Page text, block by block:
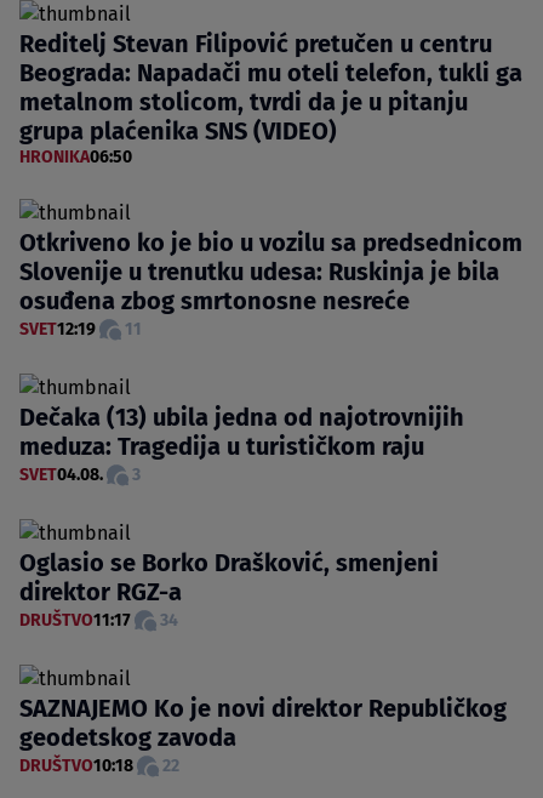
Reditelj Stevan Filipović pretučen u centru
Beograda: Napadači mu oteli telefon, tukli ga
metalnom stolicom, tvrdi da je u pitanju
grupa plaćenika SNS (VIDEO)
HRONIKA06:50
Otkriveno ko je bio u vozilu sa predsednicom
Slovenije u trenutku udesa: Ruskinja je bila
osuđena zbog smrtonosne nesreće
SVET12:19 11
Dečaka (13) ubila jedna od najotrovnijih
meduza: Tragedija u turističkom raju
SVET04.08. 3
Oglasio se Borko Drašković, smenjeni
direktor RGZ-a
DRUŠTVO11:17 34
SAZNAJEMO Ko je novi direktor Republičkog
geodetskog zavoda
DRUŠTVO10:18 22